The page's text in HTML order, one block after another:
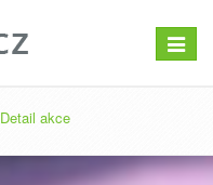
Detail akce